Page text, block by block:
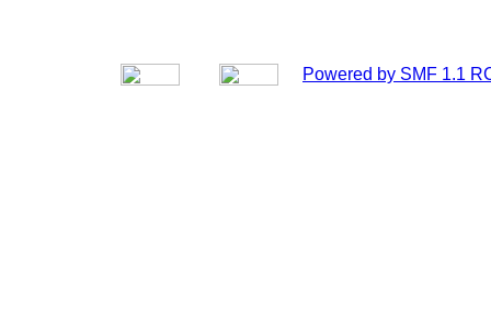
Powered by SMF 1.1